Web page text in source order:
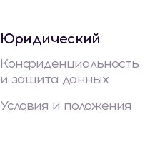
Юридический
Конфиденциальность
и защита данных
Условия и положения